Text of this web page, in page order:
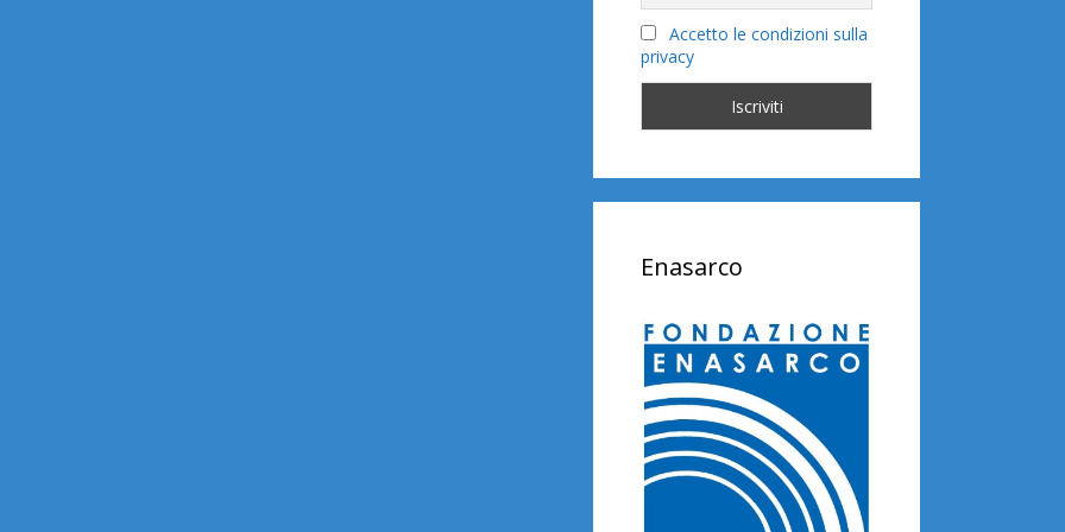
Accetto le condizioni sulla
privacy
Enasarco